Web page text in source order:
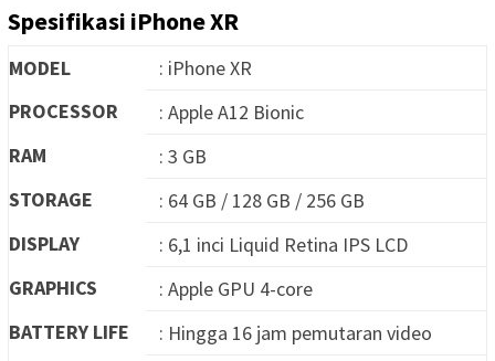
Spesifikasi iPhone XR
MODEL
: iPhone XR
PROCESSOR
: Apple A12 Bionic
RAM
: 3 GB
STORAGE
: 64 GB / 128 GB / 256 GB
DISPLAY
: 6,1 inci Liquid Retina IPS LCD
GRAPHICS
: Apple GPU 4-core
BATTERY LIFE
: Hingga 16 jam pemutaran video